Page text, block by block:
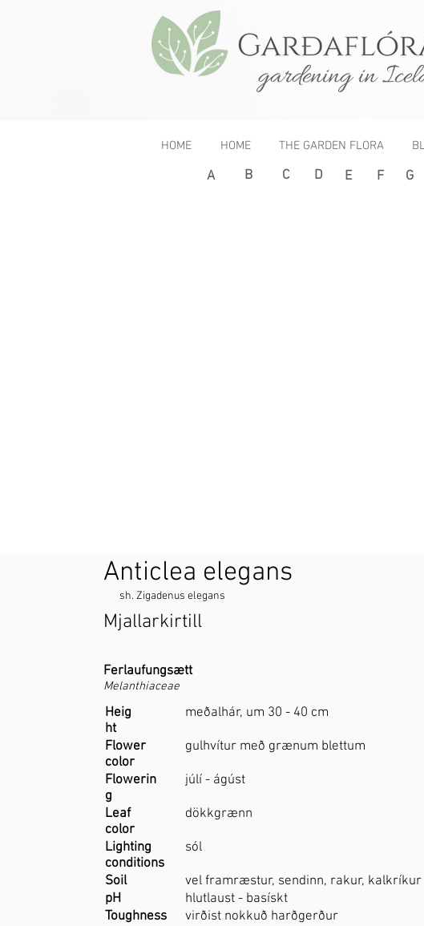
gardening in
HOME HOME THE GARDEN FLORA
< PreviousA B C D E F G
Anticlea elegans
sh. Zigadenus elegans
Mjallarkirtill
Ferlaufungsætt
Melanthiaceae
Heig
ht
meðalhár, um 30 - 40 cm
Flower
color
gulhvítur með grænum blettum
Flowerin
g
júlí - ágúst
Leaf
color
dökkgrænn
Lighting
conditions
sól
Soil
vel framræstur, sendinn, rakur, kalkríkur
pH
hlutlaust - basískt
Toughness
virðist nokkuð harðgerður